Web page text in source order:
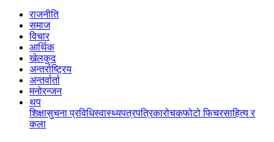
राजनीति
समाज
विचार
आर्थिक
खेलकुद
अन्तर्राष्ट्रिय
अन्तर्वार्ता
मनोरन्जन
थप
शिक्षासुचना प्रविधिस्वास्थ्यपत्रपत्रिकारोचकफोटो फिचरसाहित्य र
कला